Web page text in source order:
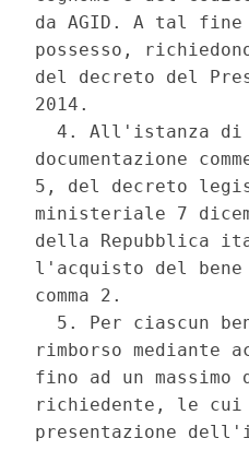
da AGID. A tal
possesso,
del decreto del
2014.
4. All'istanza
documentazione
5, del decreto
ministeriale 7
della Repubblica
l'acquisto del
comma 2.
5. Per ciascun
rimborso mediante
fino ad un
richiedente, le cui